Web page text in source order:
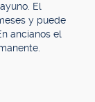
El
y puede
ancianos el